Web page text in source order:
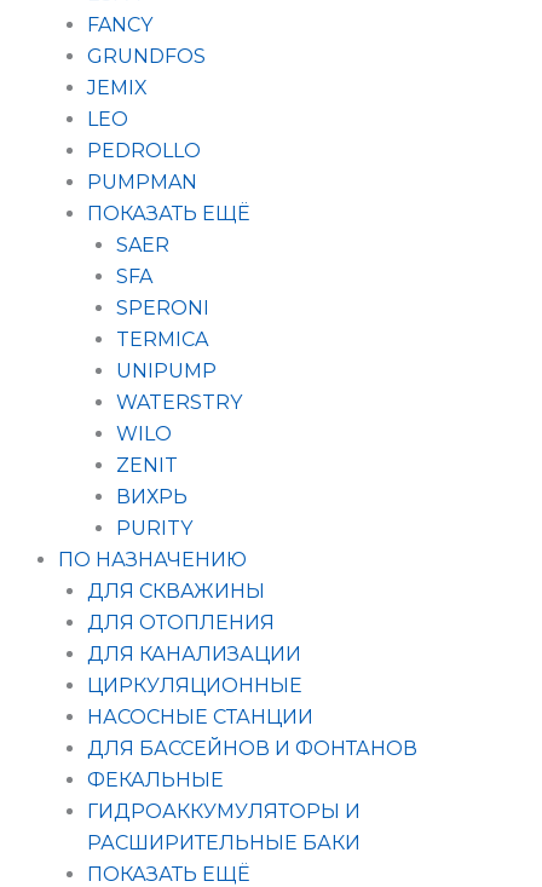
FANCY
GRUNDFOS
JEMIX
LEO
PEDROLLO
PUMPMAN
ПОКАЗАТЬ ЕЩЁ
SAER
SFA
SPERONI
TERMICA
UNIPUMP
WATERSTRY
WILO
ZENIT
ВИХРЬ
PURITY
ПО НАЗНАЧЕНИЮ
ДЛЯ СКВАЖИНЫ
ДЛЯ ОТОПЛЕНИЯ
ДЛЯ КАНАЛИЗАЦИИ
ЦИРКУЛЯЦИОННЫЕ
НАСОСНЫЕ СТАНЦИИ
ДЛЯ БАССЕЙНОВ И ФОНТАНОВ
ФЕКАЛЬНЫЕ
ГИДРОАККУМУЛЯТОРЫ И
РАСШИРИТЕЛЬНЫЕ БАКИ
ПОКАЗАТЬ ЕЩЁ